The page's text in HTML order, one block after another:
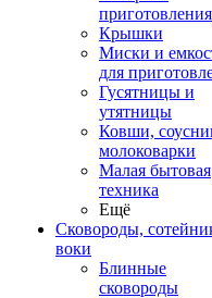
приготовления
Крышки
Миски и
для
Гусятницы и
утятницы
Ковши,
молоковарки
Малая бытовая
техника
Ещё
Сковороды,
воки
Блинные
сковороды